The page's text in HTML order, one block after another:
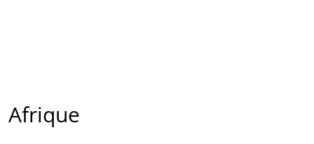
Afrique